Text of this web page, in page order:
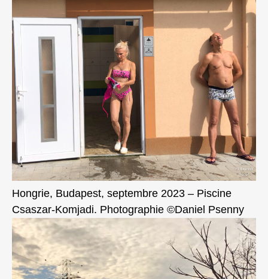
Hongrie, Budapest, septembre 2023 – Piscine
Csaszar-Komjadi. Photographie ©Daniel Psenny